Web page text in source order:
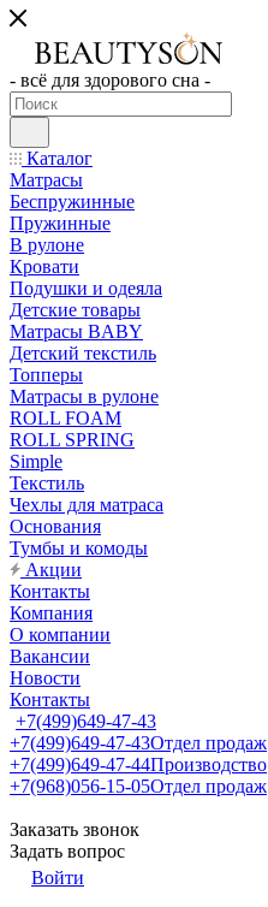
- всё для здорового сна -
Каталог
Матрасы
Беспружинные
Пружинные
В рулоне
Кровати
Подушки и одеяла
Детские товары
Матрасы BABY
Детский текстиль
Топперы
Матрасы в рулоне
ROLL FOAM
ROLL SPRING
Simple
Текстиль
Чехлы для матраса
Основания
Тумбы и комоды
Акции
Контакты
Компания
О компании
Вакансии
Новости
Контакты
+7(499)649-47-43
+7(499)649-47-43Отдел продаж
+7(499)649-47-44Производство
+7(968)056-15-05Отдел продаж
Заказать звонок
Задать вопрос
Войти